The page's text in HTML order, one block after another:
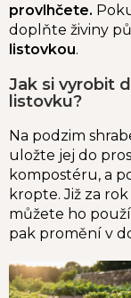
provlhčete.
doplňte živiny
listovkou.
Jak si vyrobit
listovku?
Na podzim
uložte jej do
kompostéru, a
kropte. Již za
můžete ho
pak promění v